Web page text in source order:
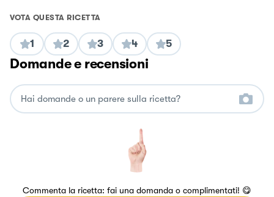
VOTA QUESTA RICETTA
1 2 3 4 5
Domande e recensioni
Commenta la ricetta: fai una domanda o complimentati! 😋